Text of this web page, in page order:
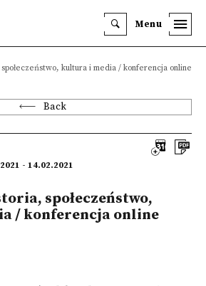
Menu
kultura i media / konferencja online
Back
- 14.02.2021
społeczeństwo,
/ konferencja online